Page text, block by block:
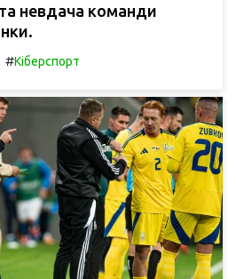
невдача команди
#Кіберспорт